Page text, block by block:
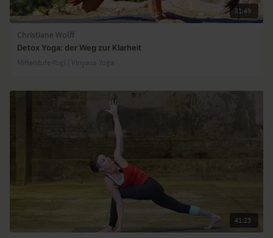
31:49
Christiane Wolff
Detox Yoga: der Weg zur Klarheit
Mittelstufe-Yogi | Vinyasa Yoga
41:23